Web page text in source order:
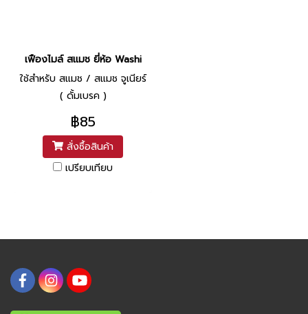
เฟืองไมล์ สแมช ยี่ห้อ Washi
ใช้สำหรับ สแมช / สแมช จูเนียร์
( ดั้มเบรค )
฿85
สั่งซื้อสินค้า
เปรียบเทียบ